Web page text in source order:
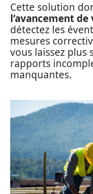
Cette solution
l’avancement
détectez les
mesures
vous laissez plus
rapports
manquantes.